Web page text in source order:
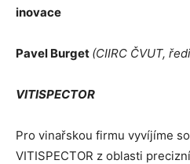
inovace
Pavel Burget (CIIRC ČVUT,
VITISPECTOR
Pro vinařskou firmu vyvíjíme
VITISPECTOR z oblasti